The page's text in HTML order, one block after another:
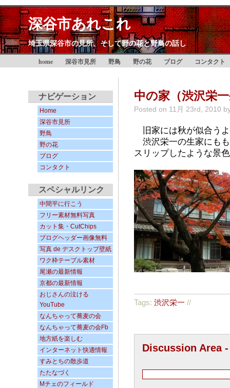
深谷市あれこれ
埼玉県深谷市の見所、そして野の花と野鳥の話し
home 深谷市見所 野鳥 野の花 ブログ コンタクト
ナビゲーション
Home
深谷市見所
野鳥
野の花
ブログ
コンタクト
スペシャルリンク
中間平に行こう
フリー素材無料写真
カット集・CutChips
ブログヘッダー画像無料
写真 de デスクトップ壁紙
ワク枠テーブル素材
尾瀬の最新情報
京都の最新情報
おじさんの泣ける
YouTube
なんちゃって蕎麦の会
なんちゃって蕎麦の会Fb
地方紙を楽しむ
インターネット快適情報
すみとちの散歩道
たたなづく
Mチェのフィールド
中の家（渋沢栄
Posted on 11月 23rd, 2010
旧家には秋が似合う
渋沢栄一の生家にも
スリップしたような景
Tags: 渋沢栄一 //
Discussion Area